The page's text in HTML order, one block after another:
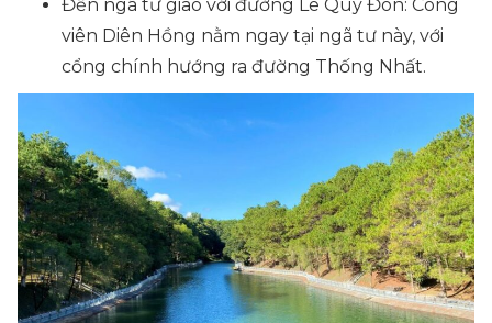
Đến ngã tư giao với đường Lê Quý Đôn: Công
viên Diên Hồng nằm ngay tại ngã tư này, với
cổng chính hướng ra đường Thống Nhất.